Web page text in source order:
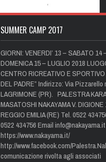
SUMMER CAMP 2017
GIORNI: VENERDI’ 13 – SABATO 14
DOMENICA 15 – LUGLIO 2018
CENTRO RICREATIVO E SPORTIVO
DEL PADRE” Indirizzo: Via Pizzarello
LAGRIMONE (PR). PALESTRA
MASATOSHI NAKAYAMA V. DIGIONE
REGGIO EMILIA (RE) Tel. 0522
0522 434756 Emailinfo@nakayama.it
https://www.nakayama.it/
http://www.facebook.com/
comunicazione rivolta agli associati